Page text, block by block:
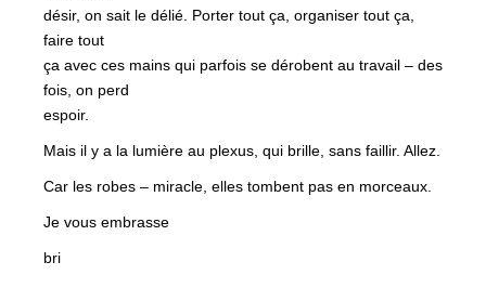
désir, on sait le délié. Porter tout ça, organiser tout ça,
faire tout
ça avec ces mains qui parfois se dérobent au travail – des
fois, on perd
espoir.
Mais il y a la lumière au plexus, qui brille, sans faillir. Allez.
Car les robes – miracle, elles tombent pas en morceaux.
Je vous embrasse
bri